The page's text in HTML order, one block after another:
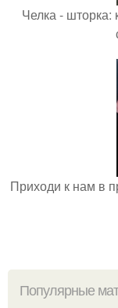
Челка - шторка:
Приходи к нам в
Популярные